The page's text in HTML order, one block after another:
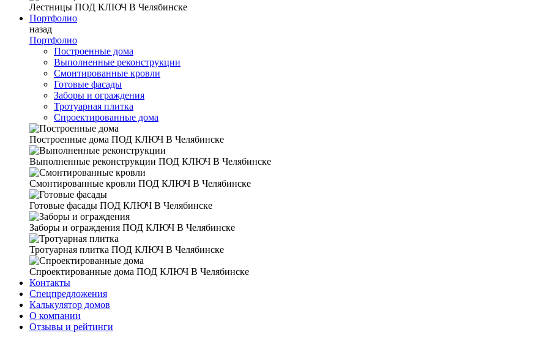
Лестницы ПОД КЛЮЧ В Челябинске
Портфолио
назад
Портфолио
Построенные дома
Выполненные реконструкции
Смонтированные кровли
Готовые фасады
Заборы и ограждения
Тротуарная плитка
Спроектированные дома
Построенные дома ПОД КЛЮЧ В Челябинске
Выполненные реконструкции ПОД КЛЮЧ В Челябинске
Смонтированные кровли ПОД КЛЮЧ В Челябинске
Готовые фасады ПОД КЛЮЧ В Челябинске
Заборы и ограждения ПОД КЛЮЧ В Челябинске
Тротуарная плитка ПОД КЛЮЧ В Челябинске
Спроектированные дома ПОД КЛЮЧ В Челябинске
Контакты
Спецпредложения
Калькулятор домов
О компании
Отзывы и рейтинги